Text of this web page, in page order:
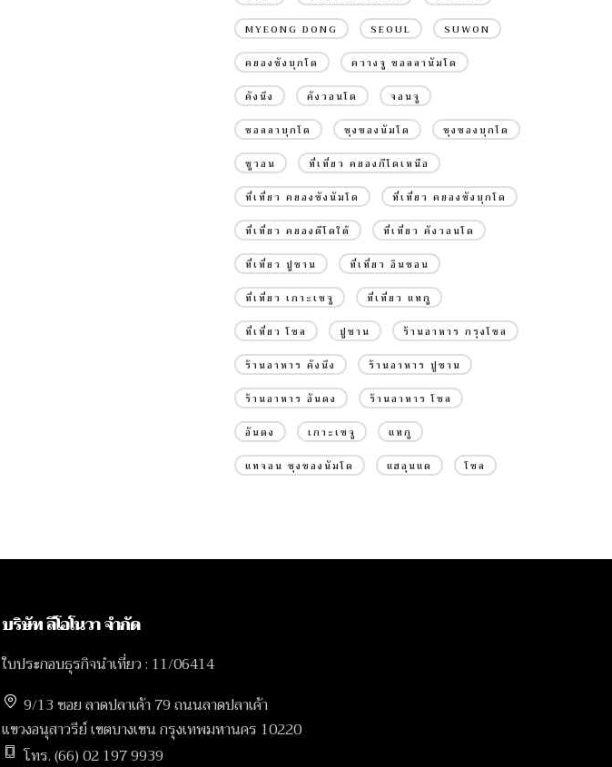
MYEONG DONG SEOUL SUWON
คยองซังบุกโด ควางจู ชอลลานัมโด
คังนึง คังวอนโด จอนจู
ชอลลาบุกโด ชุงชองนัมโด ชุงชองบุกโด
ซูวอน ที่เที่ยว คยองกีโดเหนือ
ที่เที่ยว คยองซังนัมโด ที่เที่ยว คยองซังบุกโด
ที่เที่ยว คยองดีโดใต้ ที่เที่ยว คังวอนโด
ที่เที่ยว ปูซาน ที่เที่ยว อินชอน
ที่เที่ยว เกาะเชจู ที่เที่ยว แทกู
ที่เที่ยว โซล ปูซาน ร้านอาหาร กรุงโซล
ร้านอาหาร คังนึง ร้านอาหาร ปูซาน
ร้านอาหาร อันดง ร้านอาหาร โซล
อันดง เกาะเชจู แทกู
แทจอน ชุงชองนัมโด แฮอุนแด โซล
บริษัท ลีโอโนวา จำกัด
ใบประกอบธุรกิจนำเที่ยว : 11/06414
9/13 ซอย ลาดปลาเค้า 79 ถนนลาดปลาเค้า
แขวงอนุสาวรีย์ เขตบางเขน กรุงเทพมหานคร 10220
โทร. (66) 02 197 9939